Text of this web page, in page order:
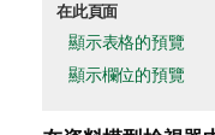
在此頁面
顯示表格的預覽
顯示欄位的預覽